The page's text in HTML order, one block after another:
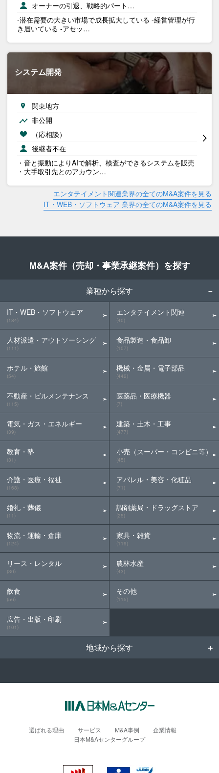
オーナーの引退、戦略的パート…
-潜在需要の大きい市場で成長拡大している -経営管理が行
き届いている -アセッ…
システム開発
関東地方
非公開
（応相談）
後継者不在
・音と振動によりAIで解析、検査ができるシステムを販売
・大手取引先とのアカウン…
エンタテイメント関連業界の全てのM&A案件を見る
IT・WEB・ソフトウェア 業界の全てのM&A案件を見る
M&A案件（売却・事業承継案件）を探す
業種から探す
IT・WEB・ソフトウェア
(184)
人材派遣・アウトソーシング
(111)
ホテル・旅館
(54)
不動産・ビルメンテナンス
(115)
電気・ガス・エネルギー
(39)
教育・塾
(31)
介護・医療・福祉
(168)
婚礼・葬儀
(11)
物流・運輸・倉庫
(124)
リース・レンタル
(30)
飲食
(56)
広告・出版・印刷
(101)
エンタテイメント関連
(40)
食品製造・食品卸
(107)
機械・金属・電子部品
(442)
医薬品・医療機器
(7)
建築・土木・工事
(477)
小売（スーパー・コンビニ等）
(45)
アパレル・美容・化粧品
(71)
調剤薬局・ドラッグストア
(25)
家具・雑貨
(119)
農林水産
(43)
その他
(115)
地域から探す
選ばれる理由 サービス M&A事例
企業情報
日本M&Aセンターグループ